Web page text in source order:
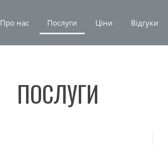
Про нас Послуги Ціни Відгуки
ПОСЛУГИ